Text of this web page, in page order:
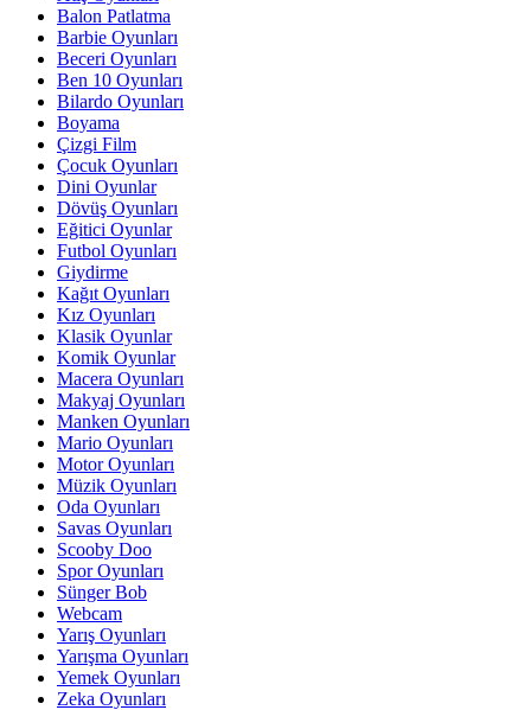
Balon Patlatma
Barbie Oyunları
Beceri Oyunları
Ben 10 Oyunları
Bilardo Oyunları
Boyama
Çizgi Film
Çocuk Oyunları
Dini Oyunlar
Dövüş Oyunları
Eğitici Oyunlar
Futbol Oyunları
Giydirme
Kağıt Oyunları
Kız Oyunları
Klasik Oyunlar
Komik Oyunlar
Macera Oyunları
Makyaj Oyunları
Manken Oyunları
Mario Oyunları
Motor Oyunları
Müzik Oyunları
Oda Oyunları
Savas Oyunları
Scooby Doo
Spor Oyunları
Sünger Bob
Webcam
Yarış Oyunları
Yarışma Oyunları
Yemek Oyunları
Zeka Oyunları